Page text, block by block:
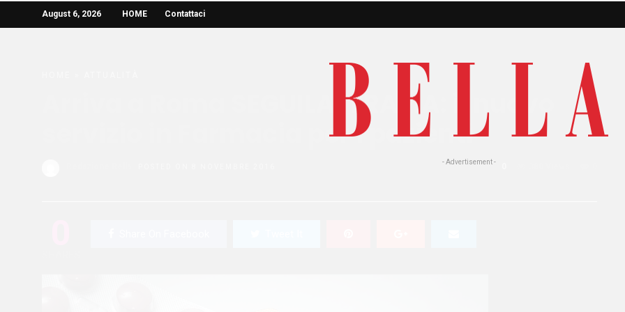
August 6, 2026 HOME Contattaci
- Advertisement -
Arriva a Roma SEGUILATERAPIA: il nuovo
servizio in Farmacia per i pazienti